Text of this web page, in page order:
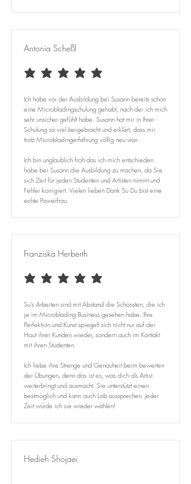
Antonia Scheßl
average rating is 5 out of 5
Ich habe vor der Ausbildung bei Susann bereits schon
eine Microbladingschulung gehabt, nach der ich mich
sehr unsicher gefühlt habe. Susann hat mir in Ihrer
Schulung so viel beigebracht und erklärt, dass mir
trotz Microbladingerfahrung völlig neu war. ​
Ich bin unglaublich froh das ich mich entschieden
habe bei Susann die Ausbildung zu machen, da Sie
sich Zeit für jeden Studenten und Artisten nimmt und
Fehler korrigiert. Vielen lieben Dank Su Du bist eine
echte Powerfrau.
Franziska Herberth
average rating is 5 out of 5
Su's Arbeiten sind mit Abstand die Schönsten, die ich
je im Microblading Business gesehen habe. Ihre
Perfektion und Kunst spiegelt sich nicht nur auf der
Haut ihrer Kunden wieder, sondern auch im Kontakt
mit ihren Studenten.
Ich liebe ihre Strenge und Genauheit beim bewerten
der Übungen, denn das ist es, was dich als Artist
weiterbringt und ausmacht. Sie unterstützt einen
bestmöglich und kann auch Lob aussprechen. Jeder
Zeit würde ich sie wieder wählen!
Hedieh Shojaei